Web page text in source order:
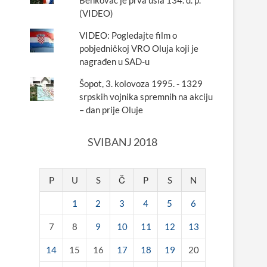
(VIDEO)
VIDEO: Pogledajte film o
pobjedničkoj VRO Oluja koji je
nagrađen u SAD-u
Šopot, 3. kolovoza 1995. - 1329
srpskih vojnika spremnih na akciju
– dan prije Oluje
SVIBANJ 2018
P U S Č P S N
1 2 3 4 5 6
7 8 9 10 11 12 13
14 15 16 17 18 19 20